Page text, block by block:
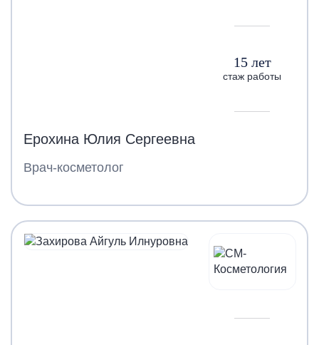
15 лет
стаж работы
Ерохина Юлия Сергеевна
Врач-косметолог